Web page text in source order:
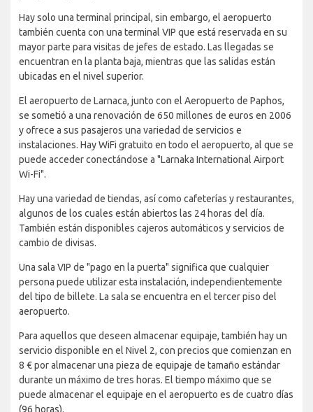
Hay solo una terminal principal, sin embargo, el aeropuerto
también cuenta con una terminal VIP que está reservada en su
mayor parte para visitas de jefes de estado. Las llegadas se
encuentran en la planta baja, mientras que las salidas están
ubicadas en el nivel superior.
El aeropuerto de Larnaca, junto con el Aeropuerto de Paphos,
se sometió a una renovación de 650 millones de euros en 2006
y ofrece a sus pasajeros una variedad de servicios e
instalaciones. Hay WiFi gratuito en todo el aeropuerto, al que se
puede acceder conectándose a "Larnaka International Airport
Wi-Fi".
Hay una variedad de tiendas, así como cafeterías y restaurantes,
algunos de los cuales están abiertos las 24 horas del día.
También están disponibles cajeros automáticos y servicios de
cambio de divisas.
Una sala VIP de "pago en la puerta" significa que cualquier
persona puede utilizar esta instalación, independientemente
del tipo de billete. La sala se encuentra en el tercer piso del
aeropuerto.
Para aquellos que deseen almacenar equipaje, también hay un
servicio disponible en el Nivel 2, con precios que comienzan en
8 € por almacenar una pieza de equipaje de tamaño estándar
durante un máximo de tres horas. El tiempo máximo que se
puede almacenar el equipaje en el aeropuerto es de cuatro días
(96 horas).